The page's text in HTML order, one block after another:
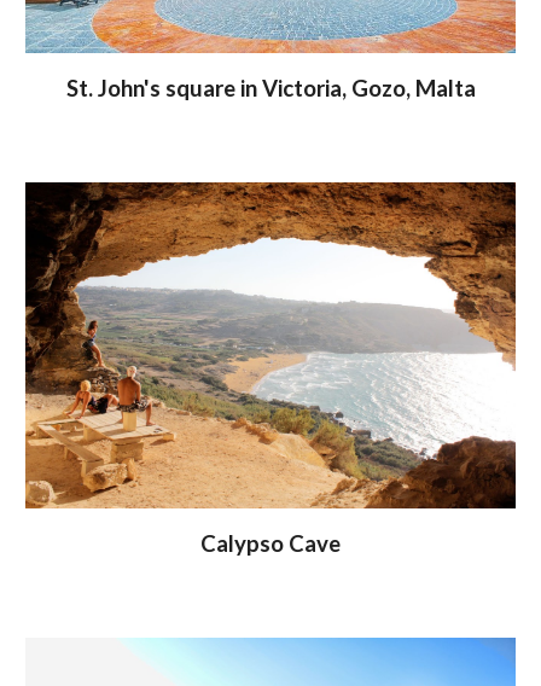
St. John's square in Victoria, Gozo, Malta
Calypso Cave